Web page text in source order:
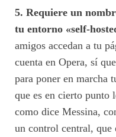
5. Requiere un
tu entorno «self-
amigos accedan a tu
cuenta en Opera, sí
para poner en marcha
que es en cierto punto
como dice Messina,
un control central, que